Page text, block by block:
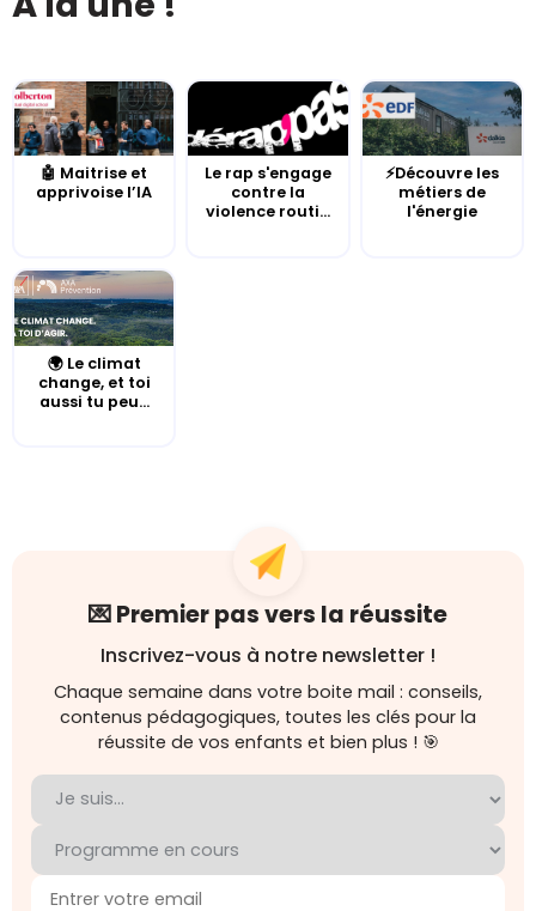
🤖 Maitrise et
apprivoise l’IA
Le rap s'engage
contre la
violence routi...
⚡Découvre les
métiers de
l'énergie
🌍 Le climat
change, et toi
aussi tu peu...
💌 Premier pas vers la réussite
Inscrivez-vous à notre newsletter !
Chaque semaine dans votre boite mail : conseils,
contenus pédagogiques, toutes les clés pour la
réussite de vos enfants et bien plus ! 🎯